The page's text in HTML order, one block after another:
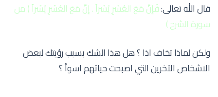
قال الله تعالى:فَإنَّ مَعَ العُسْرِ يُسْراً . إنَّ مَعَ العُسْرِ يُسْراً ( من
سورة الشرح )
ولكن لماذا تخاف اذا ؟ هل هذا الشك بسبب رؤيتك لبعض
الاشخاص الآخرين التي اصبحت حياتهم اسوأ ؟